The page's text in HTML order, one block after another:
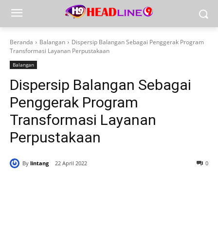
Beranda Balangan
Dispersip Balangan Sebagai Penggerak Program
Transformasi Layanan Perpustakaan
Balangan
Dispersip Balangan Sebagai
Penggerak Program
Transformasi Layanan
Perpustakaan
By lintang 22 April 2022 0